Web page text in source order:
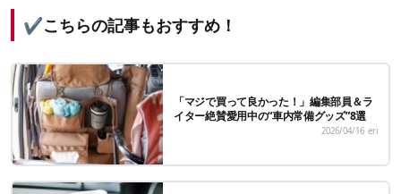
✔こちらの記事もおすすめ！
「マジで買って良かった！」編集部員＆ラ
イター絶賛愛用中の“車内常備グッズ”8選
2026/04/16 eri